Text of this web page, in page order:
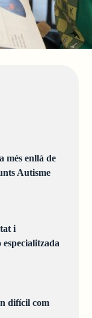
més enllà de
Autisme
i
difícil com